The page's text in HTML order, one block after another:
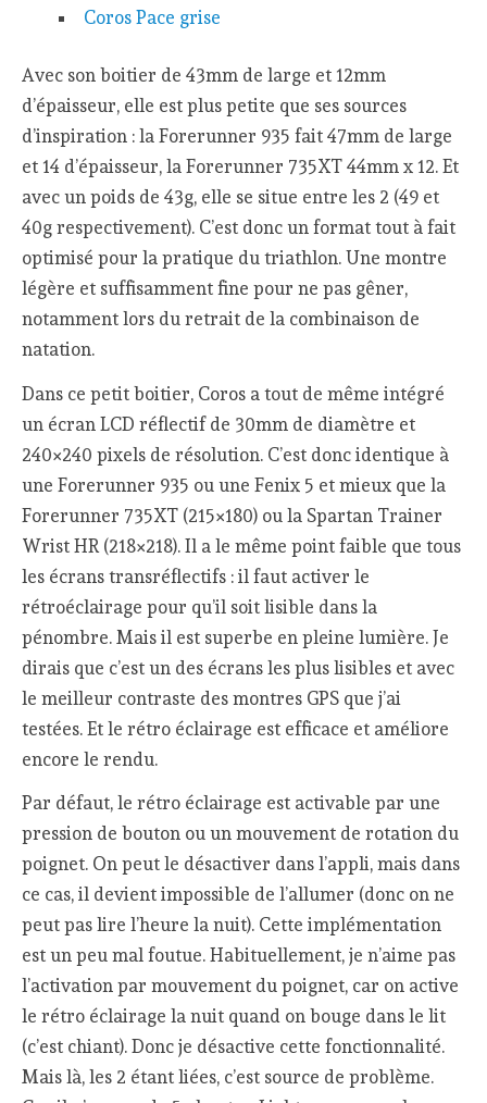
Coros Pace grise
Avec son boitier de 43mm de large et 12mm
d’épaisseur, elle est plus petite que ses sources
d’inspiration : la Forerunner 935 fait 47mm de large
et 14 d’épaisseur, la Forerunner 735XT 44mm x 12. Et
avec un poids de 43g, elle se situe entre les 2 (49 et
40g respectivement). C’est donc un format tout à fait
optimisé pour la pratique du triathlon. Une montre
légère et suffisamment fine pour ne pas gêner,
notamment lors du retrait de la combinaison de
natation.
Dans ce petit boitier, Coros a tout de même intégré
un écran LCD réflectif de 30mm de diamètre et
240×240 pixels de résolution. C’est donc identique à
une Forerunner 935 ou une Fenix 5 et mieux que la
Forerunner 735XT (215×180) ou la Spartan Trainer
Wrist HR (218×218). Il a le même point faible que tous
les écrans transréflectifs : il faut activer le
rétroéclairage pour qu’il soit lisible dans la
pénombre. Mais il est superbe en pleine lumière. Je
dirais que c’est un des écrans les plus lisibles et avec
le meilleur contraste des montres GPS que j’ai
testées. Et le rétro éclairage est efficace et améliore
encore le rendu.
Par défaut, le rétro éclairage est activable par une
pression de bouton ou un mouvement de rotation du
poignet. On peut le désactiver dans l’appli, mais dans
ce cas, il devient impossible de l’allumer (donc on ne
peut pas lire l’heure la nuit). Cette implémentation
est un peu mal foutue. Habituellement, je n’aime pas
l’activation par mouvement du poignet, car on active
le rétro éclairage la nuit quand on bouge dans le lit
(c’est chiant). Donc je désactive cette fonctionnalité.
Mais là, les 2 étant liées, c’est source de problème.